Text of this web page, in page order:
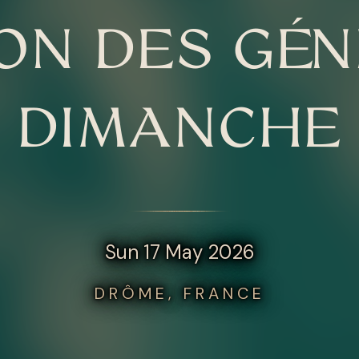
DES
DIMANCHE
Sun 17 May 2026
DRÔME, FRANCE